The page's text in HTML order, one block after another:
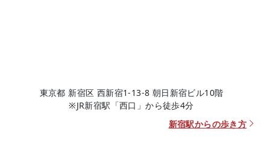
東京都 新宿区 西新宿1-13-8 朝日新宿ビル10階
※JR新宿駅「西口」から徒歩4分
新宿駅からの歩き方